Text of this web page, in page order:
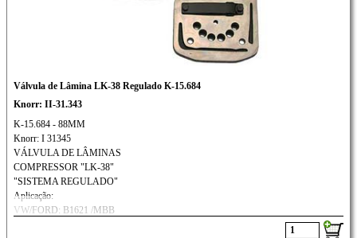
Válvula de Lâmina LK-38 Regulado K-15.684
Knorr: II-31.343
K-15.684 - 88MM
Knorr: I 31345
VÁLVULA DE LÂMINAS
COMPRESSOR "LK-38"
"SISTEMA REGULADO"
Aplicação:
VW/FORD: B1621 /MBB